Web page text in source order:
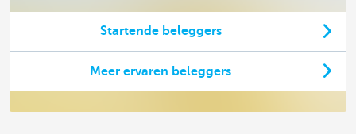
Startende beleggers
Meer ervaren beleggers